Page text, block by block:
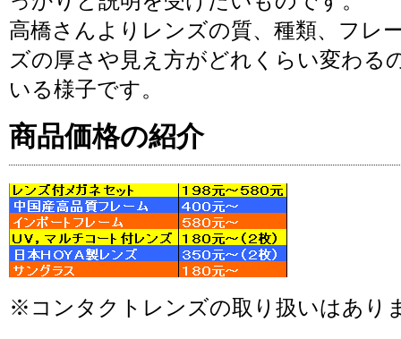
高橋さんよりレンズの質、種類、フレ
ズの厚さや見え方がどれくらい変わる
いる様子です。
商品価格の紹介
※コンタクトレンズの取り扱いはあり